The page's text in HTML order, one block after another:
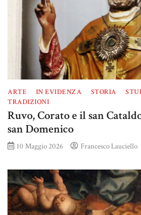
ARTE IN EVIDENZA STORIA
TRADIZIONI
Ruvo, Corato e il san
san Domenico
10 Maggio 2026 Francesco Lauciello